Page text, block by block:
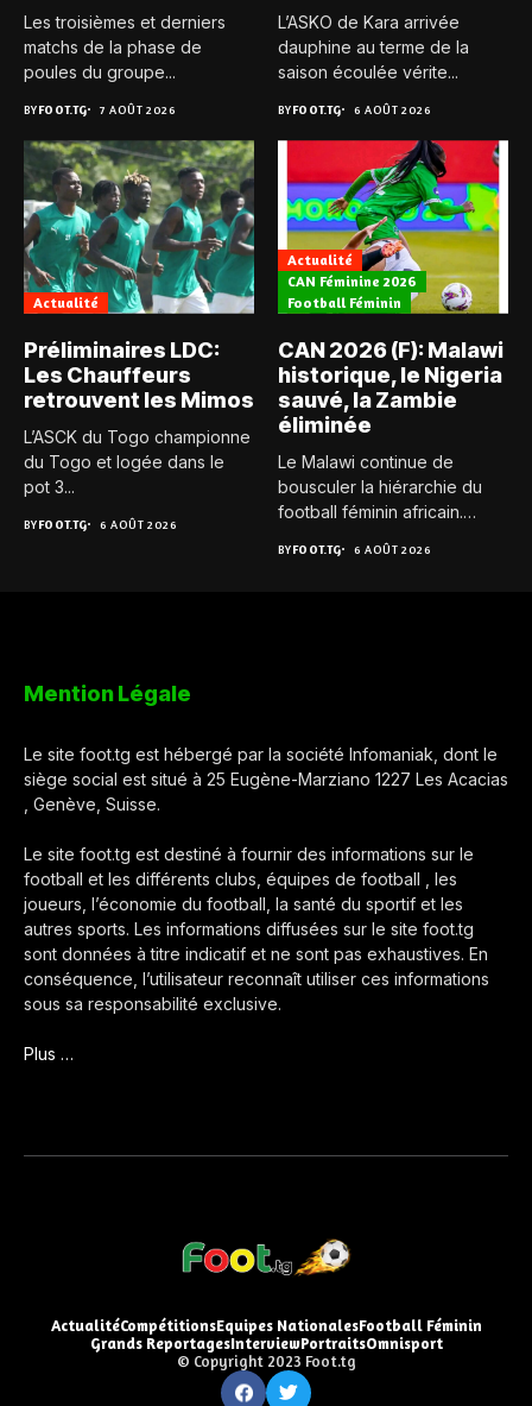
Les troisièmes et derniers
matchs de la phase de
poules du groupe...
BYFOOT.TG 7 AOÛT 2026
L’ASKO de Kara arrivée
dauphine au terme de la
saison écoulée vérite...
BYFOOT.TG 6 AOÛT 2026
Actualité
Préliminaires LDC:
Les Chauffeurs
retrouvent les Mimos
L’ASCK du Togo championne
du Togo et logée dans le
pot 3...
BYFOOT.TG 6 AOÛT 2026
Actualité
CAN Féminine 2026
Football Féminin
CAN 2026 (F): Malawi
historique, le Nigeria
sauvé, la Zambie
éliminée
Le Malawi continue de
bousculer la hiérarchie du
football féminin africain.
BYFOOT.TG 6 AOÛT 2026
Mention Légale
Le site foot.tg est hébergé par la société Infomaniak, dont le
siège social est situé à 25 Eugène-Marziano 1227 Les Acacias
, Genève, Suisse.
Le site foot.tg est destiné à fournir des informations sur le
football et les différents clubs, équipes de football , les
joueurs, l’économie du football, la santé du sportif et les
autres sports. Les informations diffusées sur le site foot.tg
sont données à titre indicatif et ne sont pas exhaustives. En
conséquence, l’utilisateur reconnaît utiliser ces informations
sous sa responsabilité exclusive.
Plus …
ActualitéCompétitionsEquipes NationalesFootball Féminin
Grands ReportagesInterviewPortraitsOmnisport
© Copyright 2023 Foot.tg